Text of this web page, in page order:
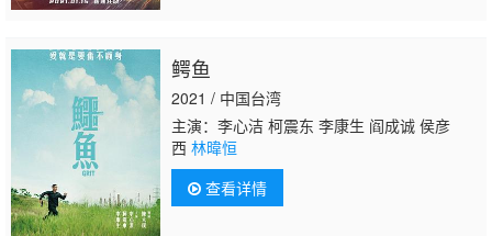
鳄鱼
2021 / 中国台湾
主演：李心洁 柯震东 李康生 阎成诚 侯彦
西 林暐恒
查看详情